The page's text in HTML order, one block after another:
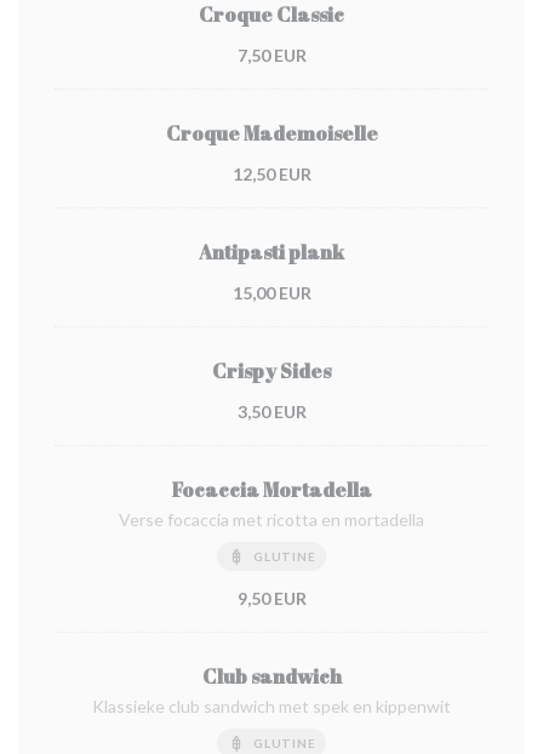
Croque Classic
7,50 EUR
Croque Mademoiselle
12,50 EUR
Antipasti plank
15,00 EUR
Crispy Sides
3,50 EUR
Focaccia Mortadella
Verse focaccia met ricotta en mortadella
GLUTINE
9,50 EUR
Club sandwich
Klassieke club sandwich met spek en kippenwit
GLUTINE